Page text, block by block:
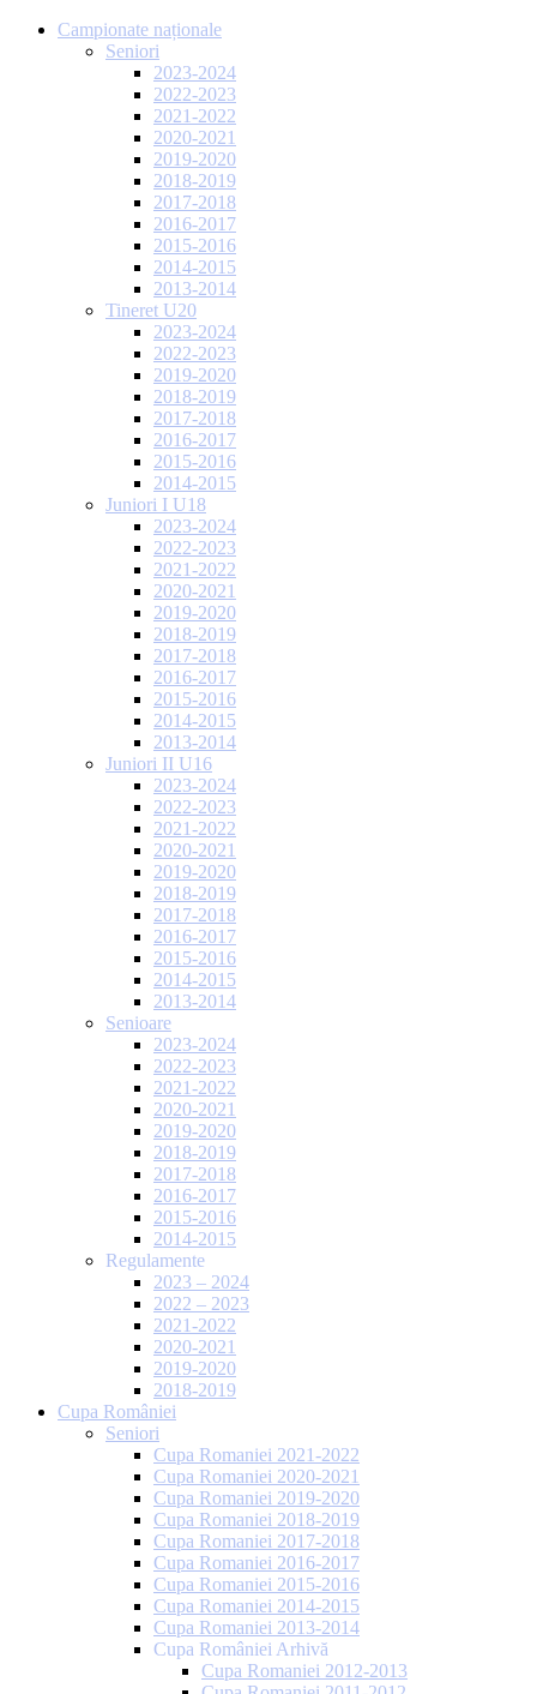
Campionate naționale
Seniori
2023-2024
2022-2023
2021-2022
2020-2021
2019-2020
2018-2019
2017-2018
2016-2017
2015-2016
2014-2015
2013-2014
Tineret U20
2023-2024
2022-2023
2019-2020
2018-2019
2017-2018
2016-2017
2015-2016
2014-2015
Juniori I U18
2023-2024
2022-2023
2021-2022
2020-2021
2019-2020
2018-2019
2017-2018
2016-2017
2015-2016
2014-2015
2013-2014
Juniori II U16
2023-2024
2022-2023
2021-2022
2020-2021
2019-2020
2018-2019
2017-2018
2016-2017
2015-2016
2014-2015
2013-2014
Senioare
2023-2024
2022-2023
2021-2022
2020-2021
2019-2020
2018-2019
2017-2018
2016-2017
2015-2016
2014-2015
Regulamente
2023 – 2024
2022 – 2023
2021-2022
2020-2021
2019-2020
2018-2019
Cupa României
Seniori
Cupa Romaniei 2021-2022
Cupa Romaniei 2020-2021
Cupa Romaniei 2019-2020
Cupa Romaniei 2018-2019
Cupa Romaniei 2017-2018
Cupa Romaniei 2016-2017
Cupa Romaniei 2015-2016
Cupa Romaniei 2014-2015
Cupa Romaniei 2013-2014
Cupa României Arhivă
Cupa Romaniei 2012-2013